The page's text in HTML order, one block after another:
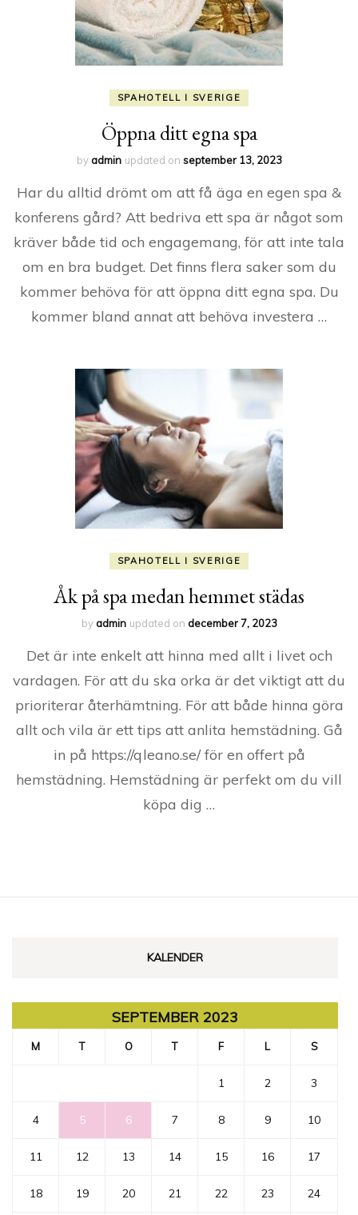
SPAHOTELL I SVERIGE
Öppna ditt egna spa
byadmin updated on september 13, 2023
Har du alltid drömt om att få äga en egen spa &
konferens gård? Att bedriva ett spa är något som
kräver både tid och engagemang, för att inte tala
om en bra budget. Det finns flera saker som du
kommer behöva för att öppna ditt egna spa. Du
kommer bland annat att behöva investera …
SPAHOTELL I SVERIGE
Åk på spa medan hemmet städas
byadmin updated on december 7, 2023
Det är inte enkelt att hinna med allt i livet och
vardagen. För att du ska orka är det viktigt att du
prioriterar återhämtning. För att både hinna göra
allt och vila är ett tips att anlita hemstädning. Gå
in på https://qleano.se/ för en offert på
hemstädning. Hemstädning är perfekt om du vill
köpa dig …
KALENDER
SEPTEMBER 2023
M T O T F L S
1 2 3
4 5 6 7 8 9 10
11 12 13 14 15 16 17
18 19 20 21 22 23 24